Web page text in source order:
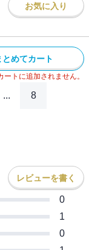
お気に入り
とめてカート
トに追加されません。
... 8
レビューを書く
0
1
0